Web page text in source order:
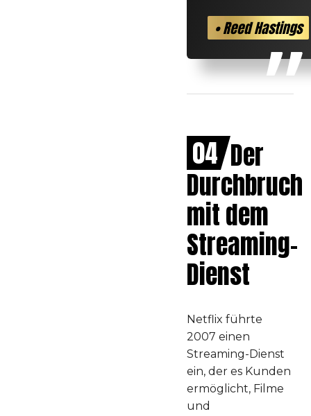
• Reed Hastings
04 Der
Durchbruch
mit dem
Streaming-
Dienst
Netflix führte
2007 einen
Streaming-Dienst
ein, der es Kunden
ermöglicht, Filme
und